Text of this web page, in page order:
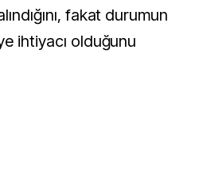
fakat durumun
ihtiyacı olduğunu